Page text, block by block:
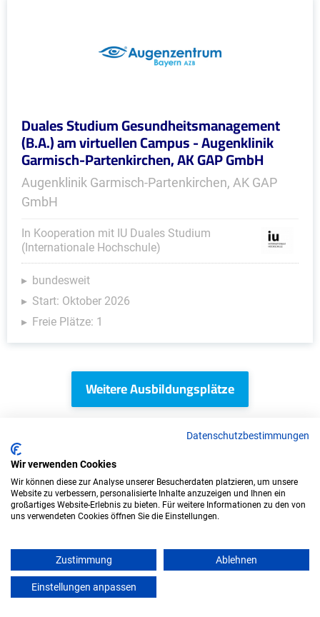
Duales Studium Gesundheitsmanagement
(B.A.) am virtuellen Campus - Augenklinik
Garmisch-Partenkirchen, AK GAP GmbH
Augenklinik Garmisch-Partenkirchen, AK GAP
GmbH
In Kooperation mit IU Duales Studium
(Internationale Hochschule)
bundesweit
Start: Oktober 2026
Freie Plätze: 1
Weitere Ausbildungsplätze
Handwerk - Ausbildungsplätze
Datenschutzbestimmungen
Wir verwenden Cookies
Wir können diese zur Analyse unserer Besucherdaten platzieren, um unsere
Website zu verbessern, personalisierte Inhalte anzuzeigen und Ihnen ein
großartiges Website-Erlebnis zu bieten. Für weitere Informationen zu den von
uns verwendeten Cookies öffnen Sie die Einstellungen.
Zustimmung Ablehnen
Einstellungen anpassen